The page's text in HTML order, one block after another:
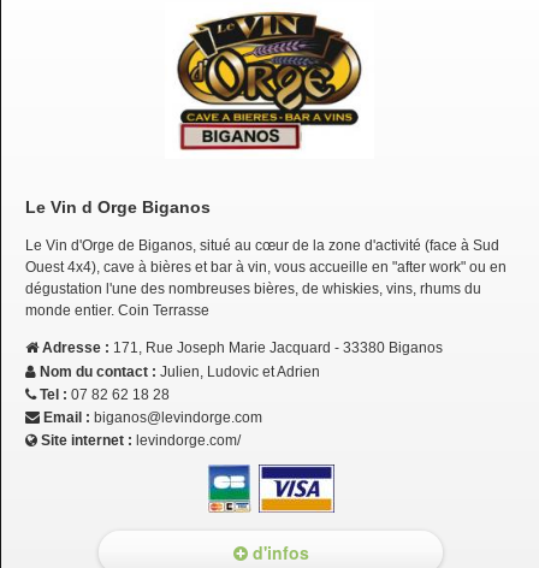
Le Vin d Orge Biganos
Le Vin d'Orge de Biganos, situé au cœur de la zone d'activité (face à Sud
Ouest 4x4), cave à bières et bar à vin, vous accueille en "after work" ou en
dégustation l'une des nombreuses bières, de whiskies, vins, rhums du
monde entier. Coin Terrasse
Adresse : 171, Rue Joseph Marie Jacquard - 33380 Biganos
Nom du contact : Julien, Ludovic et Adrien
Tel : 07 82 62 18 28
Email : biganos@levindorge.com
Site internet : levindorge.com/
d'infos